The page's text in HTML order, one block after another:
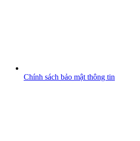
Chính sách bảo mật thông tin